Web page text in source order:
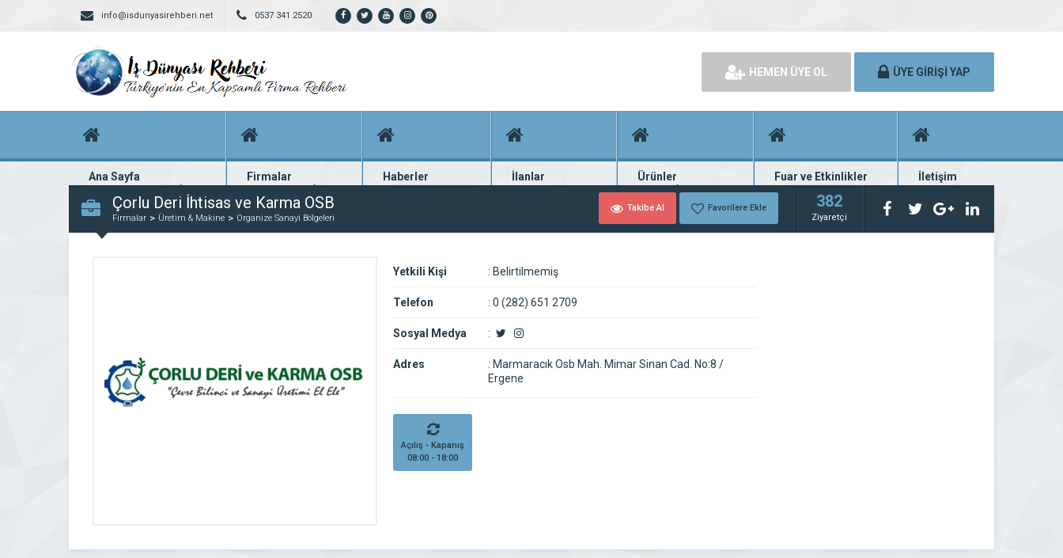
info@isdunyasirehberi.net 0537 341 2520
HEMEN ÜYE OL ÜYE GİRİŞİ YAP
Ana Sayfa
Firma rehberi ana sayfanız
Firmalar
Yüzlerce kayıtlı firma
Haberler
En güncel haberler
İlanlar
Güncel seri ilanlar
Ürünler
Binlerce firma ürünü
Fuar ve Etkinlikler
Fuar ve etkinlik planları
İletişim
Bize ulaşın
Çorlu Deri İhtisas ve Karma OSB
Firmalar Üretim & Makine Organize Sanayi Bölgeleri
Takibe Al Favorilere Ekle 382
Ziyaretçi
Yetkili Kişi : Belirtilmemiş
Telefon : 0 (282) 651 2709
Sosyal Medya :
Adres : Marmaracık Osb Mah. Mimar Sinan Cad. No:8 /
Ergene
Açılış - Kapanış
08:00 - 18:00